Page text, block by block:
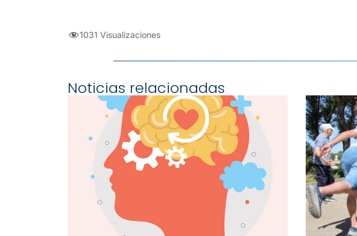
1031 Visualizaciones
Noticias relacionadas